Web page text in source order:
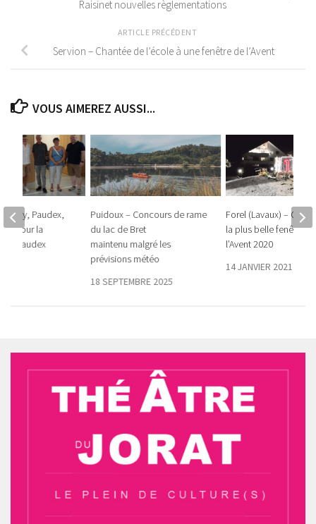
Raisinet nouvelles règlementations
ARTICLE PRÉCÉDENT
Servion – Chantée de l’école à une fenêtre de l’Avent
VOUS AIMEREZ AUSSI...
Puidoux – Concours de rame
du lac de Bret
maintenu malgré les
prévisions météo
18 SEPTEMBRE 2025
Forel (Lavaux) –
la plus belle fenêtre
l’Avent 2020
14 JANVIER 2021
Pully, Paudex,
pour la
à Paudex